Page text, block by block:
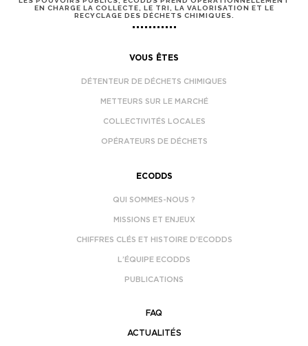
EN CHARGE LA COLLECTE, LE TRI, LA VALORISATION ET LE
RECYCLAGE DES DÉCHETS CHIMIQUES.
VOUS ÊTES
DÉTENTEUR DE DÉCHETS CHIMIQUES
METTEURS SUR LE MARCHÉ
COLLECTIVITÉS LOCALES
OPÉRATEURS DE DÉCHETS
ECODDS
QUI SOMMES-NOUS ?
MISSIONS ET ENJEUX
CHIFFRES CLÉS ET HISTOIRE D’ECODDS
L’ÉQUIPE ECODDS
PUBLICATIONS
FAQ
ACTUALITÉS